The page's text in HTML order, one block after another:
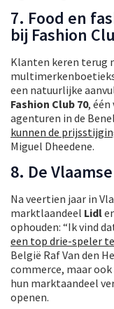
7. Food en
bij Fashion
Klanten keren terug
een natuurlijke
Fashion Club 70,
agenturen in de
kunnen de
Miguel Dheedene.
8. De
Na veertien jaar in
marktlaandeel Lidl
ophouden: “Ik vind
een top drie-speler
België Raf Van den
commerce, maar
hun marktaandeel
openen.